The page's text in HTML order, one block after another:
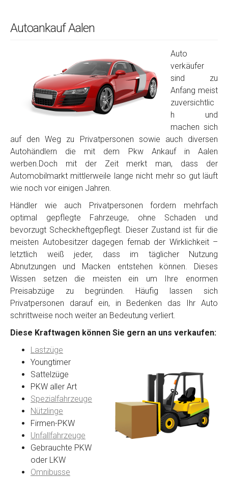
Autoankauf Aalen
Auto
verkäufer
sind zu
Anfang meist
zuversichtlic
h und
machen sich
auf den Weg zu Privatpersonen sowie auch diversen
Autohändlern die mit dem Pkw Ankauf in Aalen
werben.Doch mit der Zeit merkt man, dass der
Automobilmarkt mittlerweile lange nicht mehr so gut läuft
wie noch vor einigen Jahren.
Händler wie auch Privatpersonen fordern mehrfach
optimal gepflegte Fahrzeuge, ohne Schaden und
bevorzugt Scheckheftgepflegt. Dieser Zustand ist für die
meisten Autobesitzer dagegen fernab der Wirklichkeit –
letztlich weiß jeder, dass im täglicher Nutzung
Abnutzungen und Macken entstehen können. Dieses
Wissen setzen die meisten ein um Ihre enormen
Preisabzüge zu begründen. Häufig lassen sich
Privatpersonen darauf ein, in Bedenken das Ihr Auto
schrittweise noch weiter an Bedeutung verliert.
Diese Kraftwagen können Sie gern an uns verkaufen:
Lastzüge
Youngtimer
Sattelzüge
PKW aller Art
Spezialfahrzeuge
Nützlinge
Firmen-PKW
Unfallfahrzeuge
Gebrauchte PKW
oder LKW
Omnibusse